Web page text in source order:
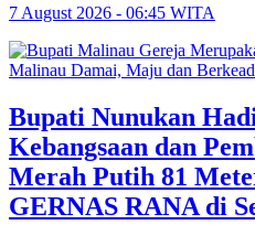
7 August 2026 - 06:45 WITA
Bupati Nunukan
Kebangsaan dan
Merah Putih 81
GERNAS RANA di